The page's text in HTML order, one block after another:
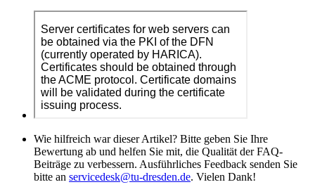
Wie hilfreich war dieser Artikel? Bitte geben Sie Ihre
Bewertung ab und helfen Sie mit, die Qualität der FAQ-
Beiträge zu verbessern. Ausführliches Feedback senden Sie
bitte an servicedesk@tu-dresden.de. Vielen Dank!